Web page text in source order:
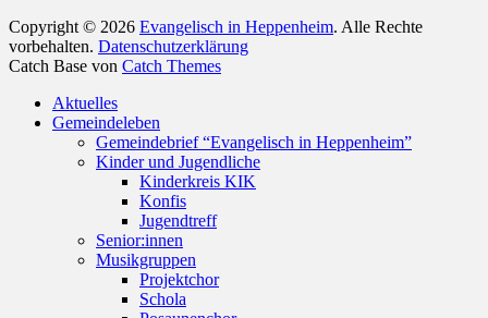
Copyright © 2026 Evangelisch in Heppenheim. Alle Rechte
vorbehalten. Datenschutzerklärung
Catch Base von Catch Themes
oben
scrollen
Aktuelles
Gemeindeleben
Gemeindebrief “Evangelisch in Heppenheim”
Kinder und Jugendliche
Kinderkreis KIK
Konfis
Jugendtreff
Senior:innen
Musikgruppen
Projektchor
Schola